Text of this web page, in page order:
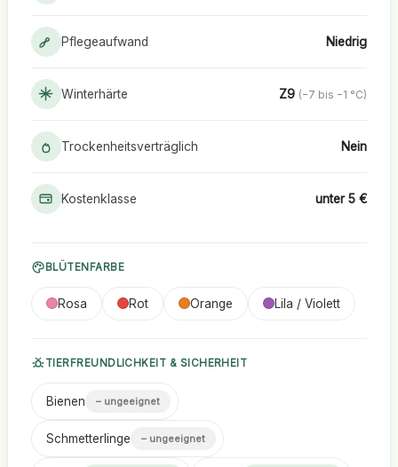
Pflegeaufwand Niedrig
Winterhärte Z9 (−7 bis −1 °C)
Trockenheitsverträglich Nein
Kostenklasse unter 5 €
BLÜTENFARBE
Rosa Rot Orange Lila / Violett
TIERFREUNDLICHKEIT & SICHERHEIT
Bienen – ungeeignet
Schmetterlinge – ungeeignet